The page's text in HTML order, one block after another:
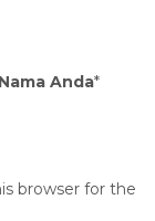
Nama Anda*
browser for the